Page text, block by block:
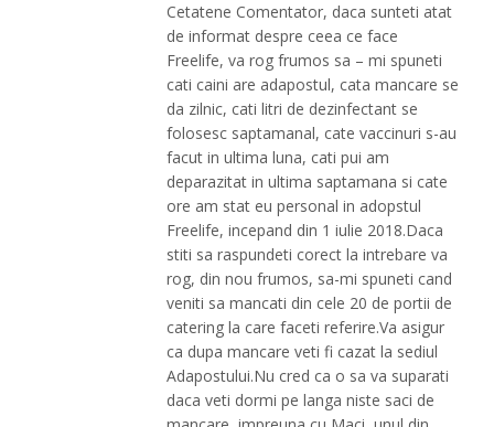
Cetatene Comentator, daca sunteti atat
de informat despre ceea ce face
Freelife, va rog frumos sa – mi spuneti
cati caini are adapostul, cata mancare se
da zilnic, cati litri de dezinfectant se
folosesc saptamanal, cate vaccinuri s-au
facut in ultima luna, cati pui am
deparazitat in ultima saptamana si cate
ore am stat eu personal in adopstul
Freelife, incepand din 1 iulie 2018.Daca
stiti sa raspundeti corect la intrebare va
rog, din nou frumos, sa-mi spuneti cand
veniti sa mancati din cele 20 de portii de
catering la care faceti referire.Va asigur
ca dupa mancare veti fi cazat la sediul
Adapostului.Nu cred ca o sa va suparati
daca veti dormi pe langa niste saci de